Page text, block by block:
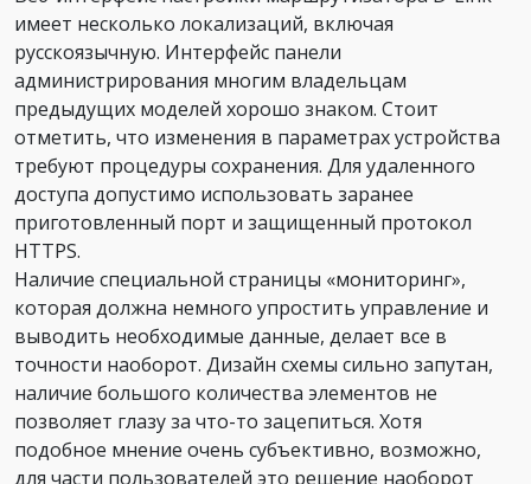
имеет несколько локализаций, включая
русскоязычную. Интерфейс панели
администрирования многим владельцам
предыдущих моделей хорошо знаком. Стоит
отметить, что изменения в параметрах устройства
требуют процедуры сохранения. Для удаленного
доступа допустимо использовать заранее
приготовленный порт и защищенный протокол
HTTPS.
Наличие специальной страницы «мониторинг»,
которая должна немного упростить управление и
выводить необходимые данные, делает все в
точности наоборот. Дизайн схемы сильно запутан,
наличие большого количества элементов не
позволяет глазу за что-то зацепиться. Хотя
подобное мнение очень субъективно, возможно,
для части пользователей это решение наоборот